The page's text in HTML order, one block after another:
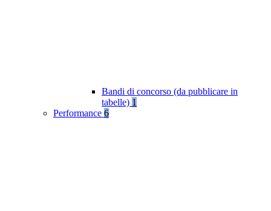
Bandi di concorso (da pubblicare in
tabelle) 1
Performance 6